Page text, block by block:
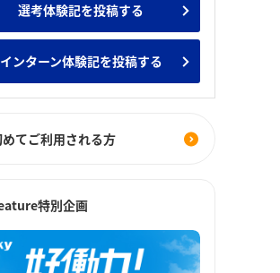
キング みんなのインターン人気企業ランキ
選考体験記を投稿する
インターン体験記を投稿する
てご利用される方
特別企画